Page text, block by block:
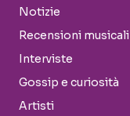
Notizie
Recensioni musicali
Interviste
Gossip e curiosità
Artisti